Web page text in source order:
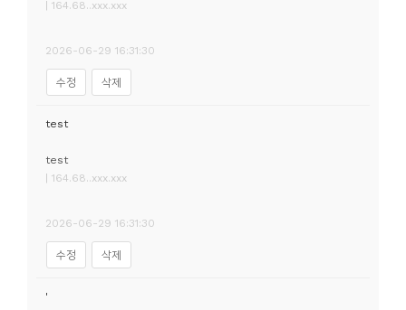
| 164.68..xxx.xxx
2026-06-29 16:31:30
수정 삭제
test
test
| 164.68..xxx.xxx
2026-06-29 16:31:30
수정 삭제
'